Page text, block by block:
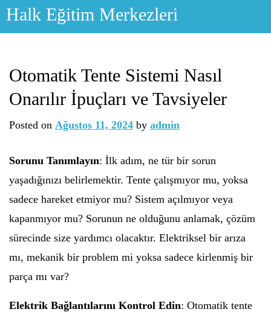
Skip
Halk Eğitim Merkezleri
Otomatik Tente Sistemi Nasıl
Onarılır İpuçları ve Tavsiyeler
Posted on Ağustos 11, 2024 by admin
Sorunu Tanımlayın: İlk adım, ne tür bir sorun
yaşadığınızı belirlemektir. Tente çalışmıyor mu, yoksa
sadece hareket etmiyor mu? Sistem açılmıyor veya
kapanmıyor mu? Sorunun ne olduğunu anlamak, çözüm
sürecinde size yardımcı olacaktır. Elektriksel bir arıza
mı, mekanik bir problem mi yoksa sadece kirlenmiş bir
parça mı var?
Elektrik Bağlantılarını Kontrol Edin: Otomatik tente